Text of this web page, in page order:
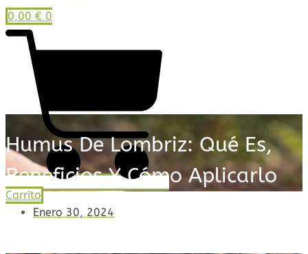
0,00 € 0
Carrito
Humus De Lombriz: Qué Es,
Beneficios Y Cómo Aplicarlo
Enero 30, 2024